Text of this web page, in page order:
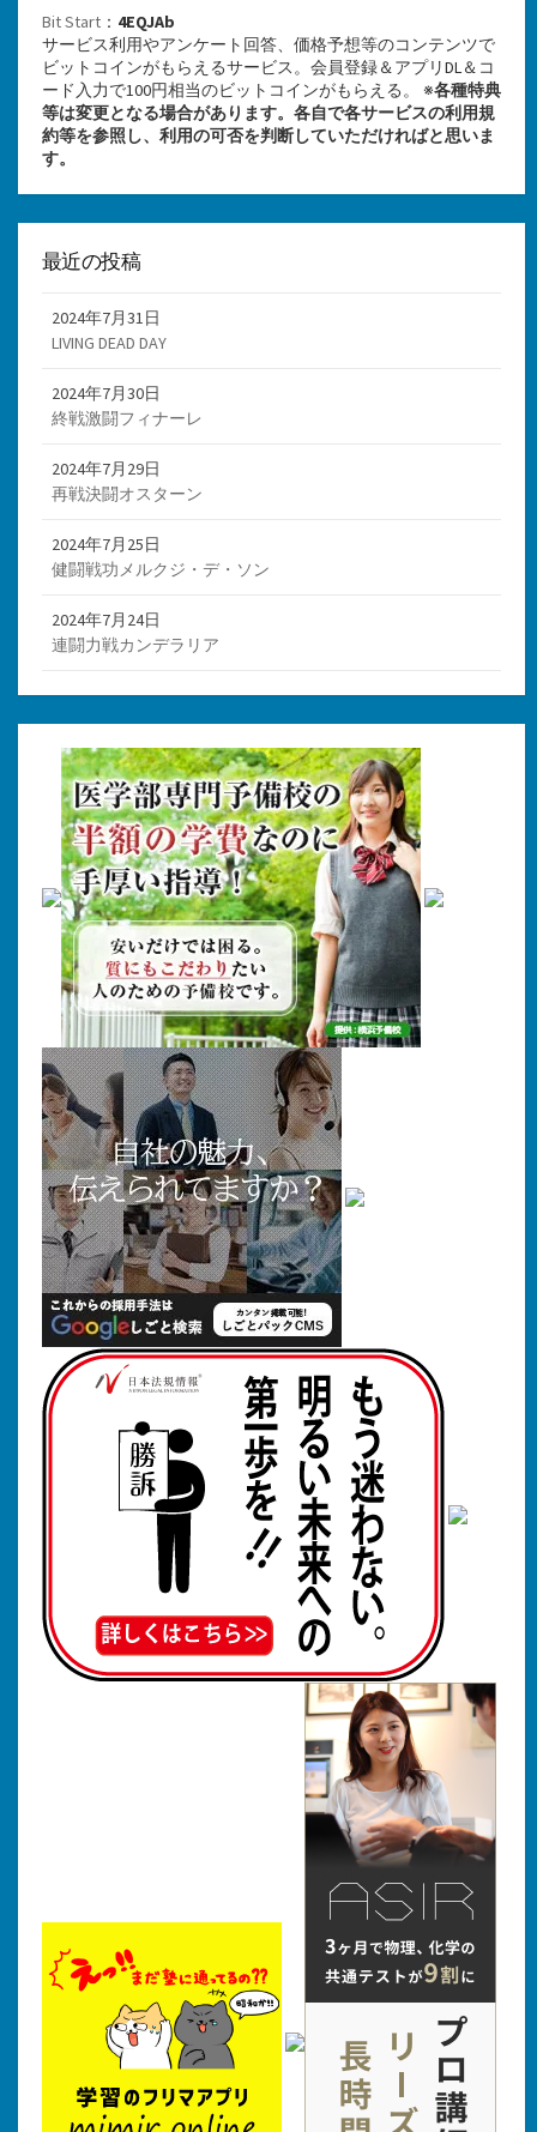
Bit Start ： 4EQJAb
サービス利用やアンケート回答、価格予想等のコンテンツで
ビットコインがもらえるサービス。会員登録＆アプリDL＆コ
ード入力で100円相当のビットコインがもらえる。 ※各種特典
等は変更となる場合があります。各自で各サービスの利用規
約等を参照し、利用の可否を判断していただければと思いま
す。
最近の投稿
2024年7月31日
LIVING DEAD DAY
2024年7月30日
終戦激闘フィナーレ
2024年7月29日
再戦決闘オスターン
2024年7月25日
健闘戦功メルクジ・デ・ソン
2024年7月24日
連闘力戦カンデラリア